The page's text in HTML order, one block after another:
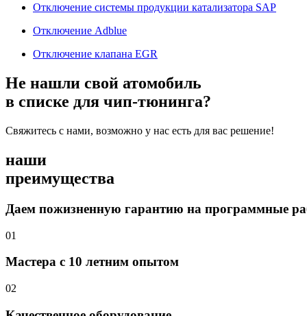
Отключение системы продукции катализатора SAP
Отключение Adblue
Отключение клапана EGR
Не нашли свой атомобиль
в списке для чип-тюнинга?
Свяжитесь с нами, возможно у нас есть для вас решение!
наши
преимущества
Даем пожизненную гарантию на программные
01
Мастера с 10 летним опытом
02